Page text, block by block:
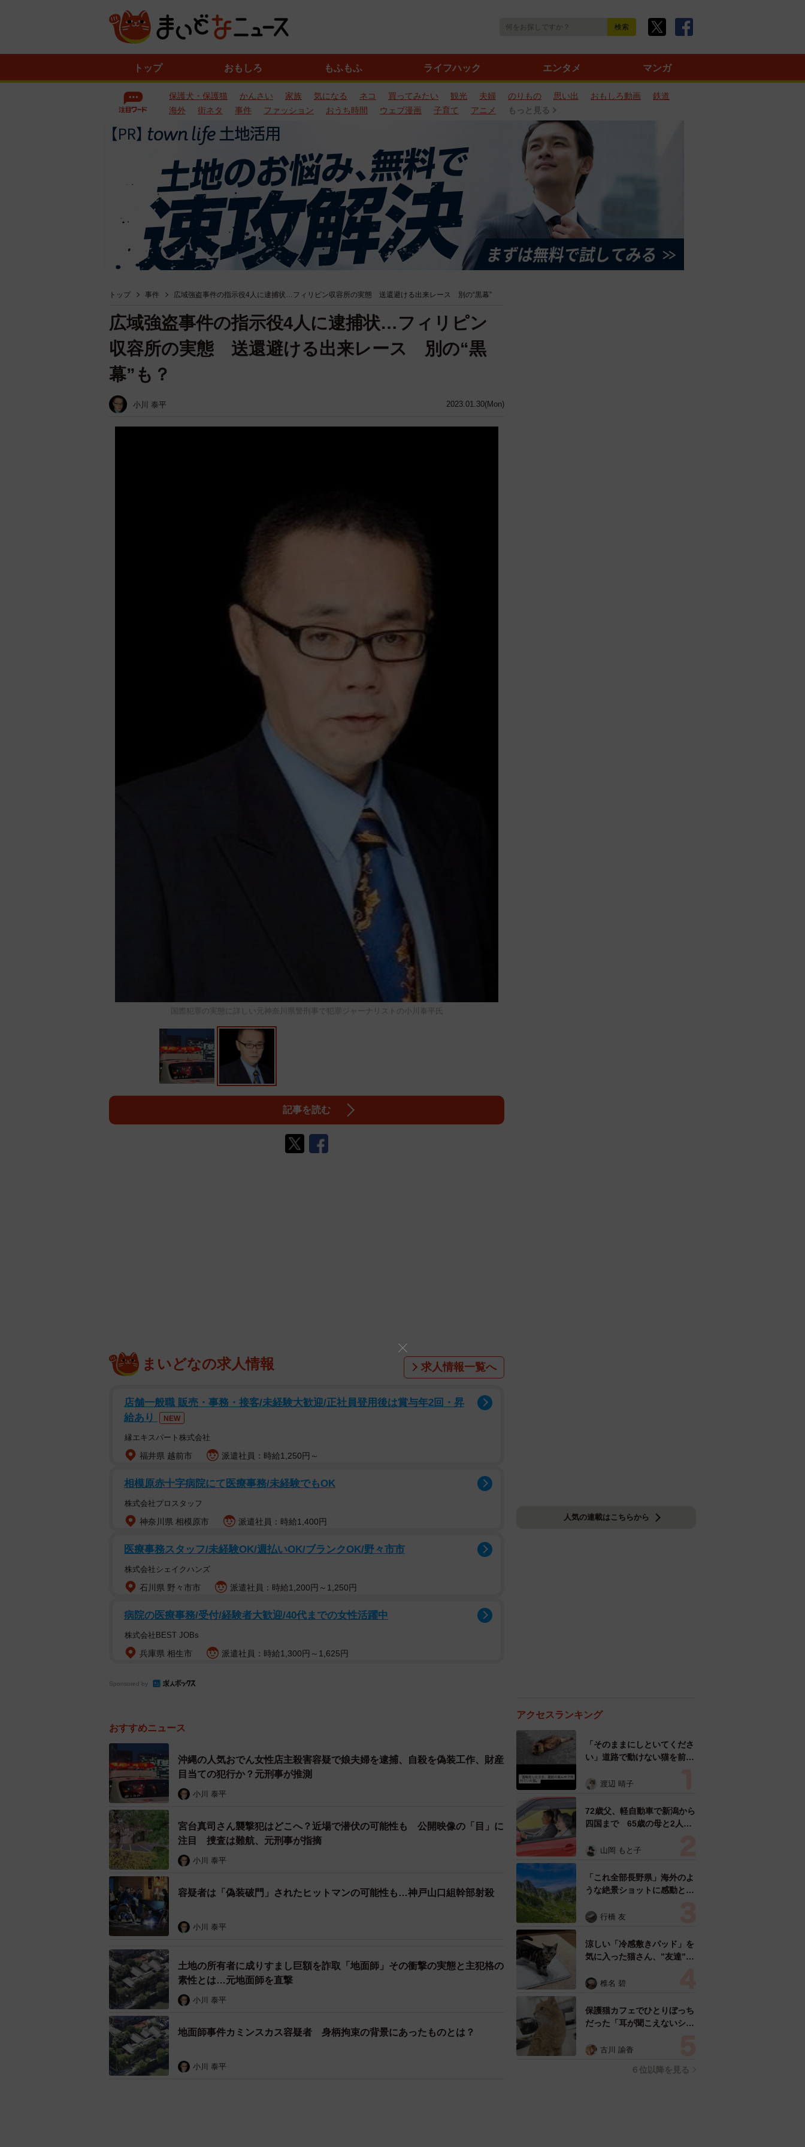
トップ おもしろ もふもふ ライフハック エンタメ マンガ
保護犬・保護猫 かんさい 家族 気になる ネコ 買ってみたい 観光 夫婦 のりもの 思い出 おもしろ動画
鉄道
海外
街ネタ 事件 ファッション おうち時間 ウェブ漫画 子育て アニメ もっと見る
トップ 事件 広域強盗事件の指示役4人に逮捕状…フィリピン収容所の実態 送還避ける出来レース 別の“黒幕”
2023.01.30(Mon)
広域強盗事件の指示役4人に逮捕状…フィリピン
収容所の実態 送還避ける出来レース 別の“黒
幕”も？
小川 泰平
国際犯罪の実態に詳しい元神奈川県警刑事で犯罪ジャーナリストの小川泰平氏
記事を読む
まいどなの求人情報 求人情報一覧へ
店舗一般職 販売・事務・接客/未経験大歓迎/正社員登用後は賞与年2回・昇
給あり
NEW
縁エキスパート株式会社
福井県 越前市 派遣社員：時給1,250円～
相模原赤十字病院にて医療事務/未経験でもOK
株式会社プロスタッフ
神奈川県 相模原市 派遣社員：時給1,400円
医療事務スタッフ/未経験OK/週払いOK/ブランクOK/野々市市
株式会社シェイクハンズ
石川県 野々市市 派遣社員：時給1,200円～1,250円
病院の医療事務/受付/経験者大歓迎/40代までの女性活躍中
株式会社BEST JOBs
兵庫県 相生市 派遣社員：時給1,300円～1,625円
Sponsored by
おすすめニュース
沖縄の人気おでん女性店主殺害容疑で娘夫婦を逮捕、自殺を偽装工作、財産
目当ての犯行か？元刑事が推測
小川 泰平
宮台真司さん襲撃犯はどこへ？近場で潜伏の可能性も 公開映像の「目」に
注目 捜査は難航、元刑事が指摘
小川 泰平
容疑者は「偽装破門」されたヒットマンの可能性も…神戸山口組幹部射殺
小川 泰平
土地の所有者に成りすまし巨額を詐取「地面師」その衝撃の実態と主犯格の
素性とは…元地面師を直撃
小川 泰平
地面師事件カミンスカス容疑者 身柄拘束の背景にあったものとは？
小川 泰平
人気の連載はこちらから
アクセスランキング
「そのままにしといてくださ
い」道路で動けない猫を前に
ようとした4日間 「命の重
表の訴え
渡辺 晴子
72歳父、軽自動車で新潟から
四国まで 65歳の母と2人で
憩まで分刻み… 「大学生で
山岡 もと子
「これ全部長野県」海外のよ
うな絶景ショットに感動と反
ったんだって気づいた」
行橋 友
涼しい「冷感敷きパッド」を
気に入った猫さん、”友達”を
毛づくろいでおもてなし
椎名 碧
保護猫カフェでひとりぼっち
だった「耳が聞こえないシニ
のペットロスで適応障害だっ
古川 諭香
６位以降を見る